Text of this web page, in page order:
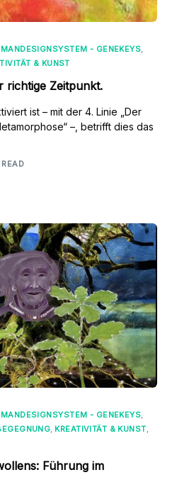
- GENEKEYS,
& KUNST
richtige Zeitpunkt.
ist – mit der 4. Linie „Der
–, betrifft dies das
- GENEKEYS
KREATIVITÄT & KUNST
Führung im